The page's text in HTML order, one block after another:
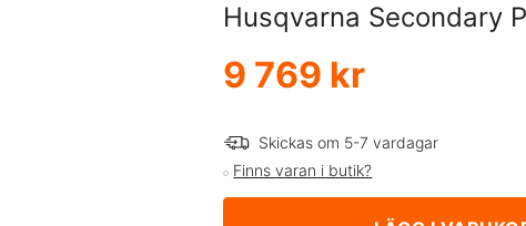
Husqvarna Secondary
9 769 kr
Skickas om 5-7 vardagar
Finns varan i butik?